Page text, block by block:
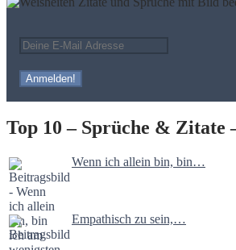
Top 10 – Sprüche & Zitate
Wenn ich allein bin, bin…
Empathisch zu sein,…